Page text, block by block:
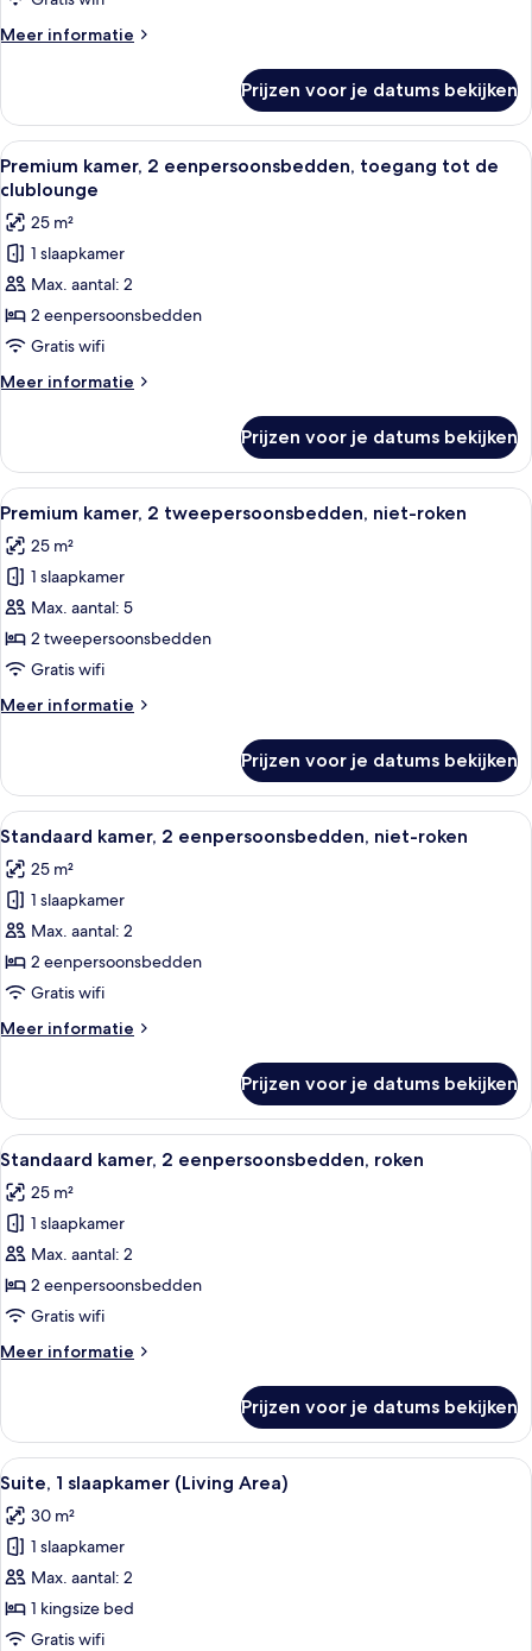
Area)
Meer informatie
Meer
1
slaapkamer,
roken
(Living
Prijzen voor je datums bekijken
Alle
foto's
voor
Premium
kamer,
2
eenpersoonsbedden,
toegang
tot
de
laden
Een moderne badkamer met een
19
Premium kamer, 2 eenpersoonsbedden, toegang tot de
clublounge
25 m²
1 slaapkamer
Max. aantal: 2
2 eenpersoonsbedden
Gratis wifi
Meer informatie
Meer
kamer,
eenpersoonsbedden,
tot
de
Prijzen voor je datums bekijken
Alle
foto's
voor
Premium
kamer,
2
tweepersoonsbedden,
roken
Een moderne badkamer met een
20
Premium kamer, 2 tweepersoonsbedden, niet-roken
25 m²
1 slaapkamer
Max. aantal: 5
2 tweepersoonsbedden
Gratis wifi
Meer informatie
Meer
kamer,
tweepersoonsbedden,
roken
Prijzen voor je datums bekijken
Alle
foto's
voor
Standaard
kamer,
2
eenpersoonsbedden,
roken
Een persoon gebruikt een spiegel
19
Standaard kamer, 2 eenpersoonsbedden, niet-roken
25 m²
1 slaapkamer
Max. aantal: 2
2 eenpersoonsbedden
Gratis wifi
Meer informatie
Meer
kamer,
eenpersoonsbedden,
roken
Prijzen voor je datums bekijken
Alle
foto's
voor
Standaard
kamer,
2
eenpersoonsbedden,
laden
Een persoon gebruikt een spiegel
20
Standaard kamer, 2 eenpersoonsbedden, roken
25 m²
1 slaapkamer
Max. aantal: 2
2 eenpersoonsbedden
Gratis wifi
Meer informatie
Meer
kamer,
eenpersoonsbedden,
Prijzen voor je datums bekijken
Alle
foto's
voor
Suite,
1
slaapkamer
(Living
Een moderne badkamer met een
18
Suite, 1 slaapkamer (Living Area)
30 m²
1 slaapkamer
Max. aantal: 2
1 kingsize bed
Gratis wifi